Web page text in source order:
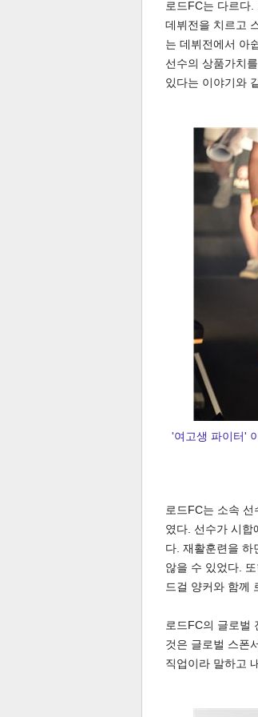
스북 터 공 공유 버
달기
로드FC는 다르다
데뷔전을 치르고
는 데뷔전에서 아
선수의 상품가치
있다는 이야기와
'여고생 파이터'
로드FC는 소속
였다. 선수가 시합
다. 재활훈련을 하
않을 수 있었다.
드걸 양커와 함께
로드FC의 글로벌
것은 글로벌 스폰
직업이라 말하고